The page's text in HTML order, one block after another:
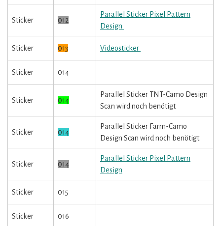
Sticker 012
Parallel Sticker Pixel Pattern
Design
Sticker 013 Videosticker
Sticker 014
Sticker 014
Parallel Sticker TNT-Camo Design
Scan wird noch benötigt
Sticker 014
Parallel Sticker Farm-Camo
Design Scan wird noch benötigt
Sticker 014
Parallel Sticker Pixel Pattern
Design
Sticker 015
Sticker 016